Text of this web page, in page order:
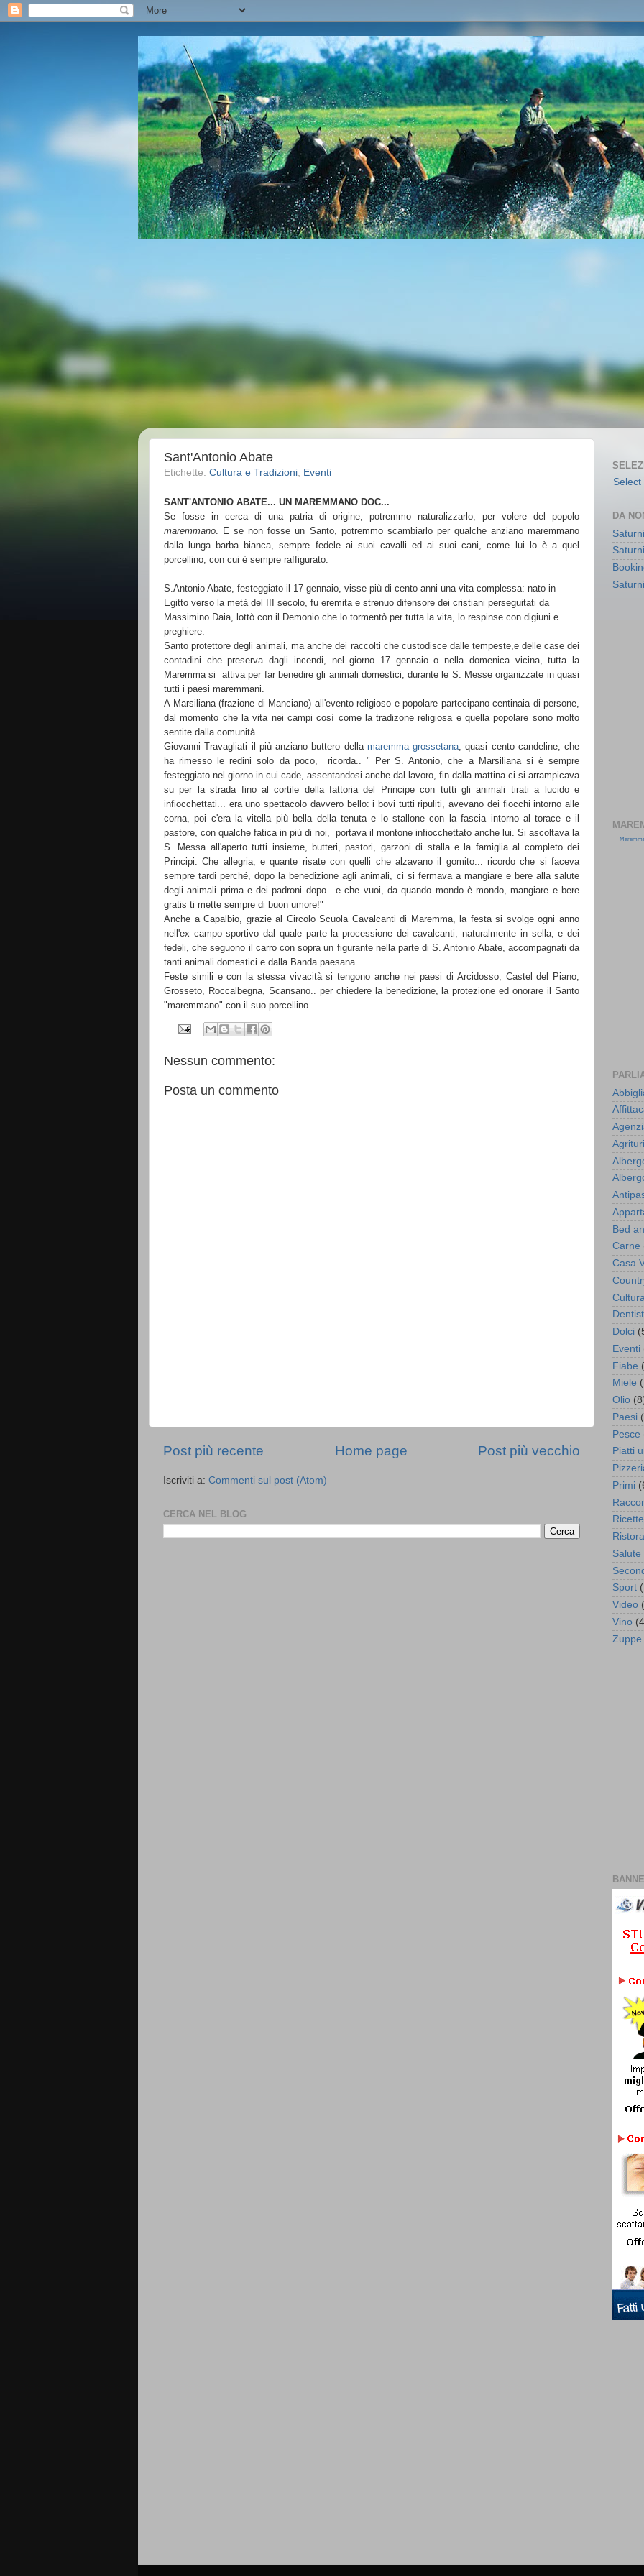
Sant'Antonio Abate
Etichette: Cultura e Tradizioni Eventi
SANT'ANTONIO ABATE... UN MAREMMANO DOC...
Se fosse in cerca di una patria di origine, potremmo naturalizzarlo, per volere del popolo
maremmano. E se non fosse un Santo, potremmo scambiarlo per qualche anziano maremmano
dalla lunga barba bianca, sempre fedele ai suoi cavalli ed ai suoi cani, come lui lo è a quel
porcellino, con cui è sempre raffigurato.
S.Antonio Abate, festeggiato il 17 gennaio, visse più di cento anni una vita complessa: nato in
Egitto verso la metà del III secolo, fu eremita e strenuo difensore dei cristiani perseguitati da
Massimino Daia, lottò con il Demonio che lo tormentò per tutta la vita, lo respinse con digiuni e
preghiere.
Santo protettore degli animali, ma anche dei raccolti che custodisce dalle tempeste,e delle case dei
contadini che preserva dagli incendi, nel giorno 17 gennaio o nella domenica vicina, tutta la
Maremma si attiva per far benedire gli animali domestici, durante le S. Messe organizzate in quasi
tutti i paesi maremmani.
A Marsiliana (frazione di Manciano) all'evento religioso e popolare partecipano centinaia di persone,
dal momento che la vita nei campi così come la tradizone religiosa e quella popolare sono molto
sentite dalla comunità.
Giovanni Travagliati il più anziano buttero della maremma grossetana, quasi cento candeline, che
ha rimesso le redini solo da poco, ricorda.. " Per S. Antonio, che a Marsiliana si è sempre
festeggiato nel giorno in cui cade, assentandosi anche dal lavoro, fin dalla mattina ci si arrampicava
su per la strada fino al cortile della fattoria del Principe con tutti gli animali tirati a lucido e
infiocchettati... era uno spettacolo davvero bello: i bovi tutti ripuliti, avevano dei fiocchi intorno alle
corna, poi c'era la vitella più bella della tenuta e lo stallone con la fascia intorno al torace e il
pastore, con qualche fatica in più di noi, portava il montone infiocchettato anche lui. Si ascoltava la
S. Messa all'aperto tutti insieme, butteri, pastori, garzoni di stalla e la famiglia al completo dei
Principi. Che allegria, e quante risate con quelli che alzavano il gomito... ricordo che si faceva
sempre tardi perché, dopo la benedizione agli animali, ci si fermava a mangiare e bere alla salute
degli animali prima e dei padroni dopo.. e che vuoi, da quando mondo è mondo, mangiare e bere
gratis ti mette sempre di buon umore!"
Anche a Capalbio, grazie al Circolo Scuola Cavalcanti di Maremma, la festa si svolge ogni anno
nell'ex campo sportivo dal quale parte la processione dei cavalcanti, naturalmente in sella, e dei
fedeli, che seguono il carro con sopra un figurante nella parte di S. Antonio Abate, accompagnati da
tanti animali domestici e dalla Banda paesana.
Feste simili e con la stessa vivacità si tengono anche nei paesi di Arcidosso, Castel del Piano,
Grosseto, Roccalbegna, Scansano.. per chiedere la benedizione, la protezione ed onorare il Santo
"maremmano" con il suo porcellino..
Nessun commento:
Posta un commento
Post più recente Post più vecchio
Home page
Iscriviti a: Commenti sul post (Atom)
CERCA NEL BLOG
Select
DA
Bed
Carne
Casa
Dolci
Eventi
Fiabe
Miele
Olio
Paesi
Pesce
Piatti
Primi
Ricette
Salute
Sport
Video
Vino
Zuppe